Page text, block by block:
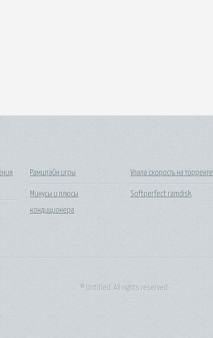
Рамштайн игры
Минусы и плюсы
кондиционера
Упала скорость на торренте
Softperfect ramdisk
© Untitled. All rights reserved.